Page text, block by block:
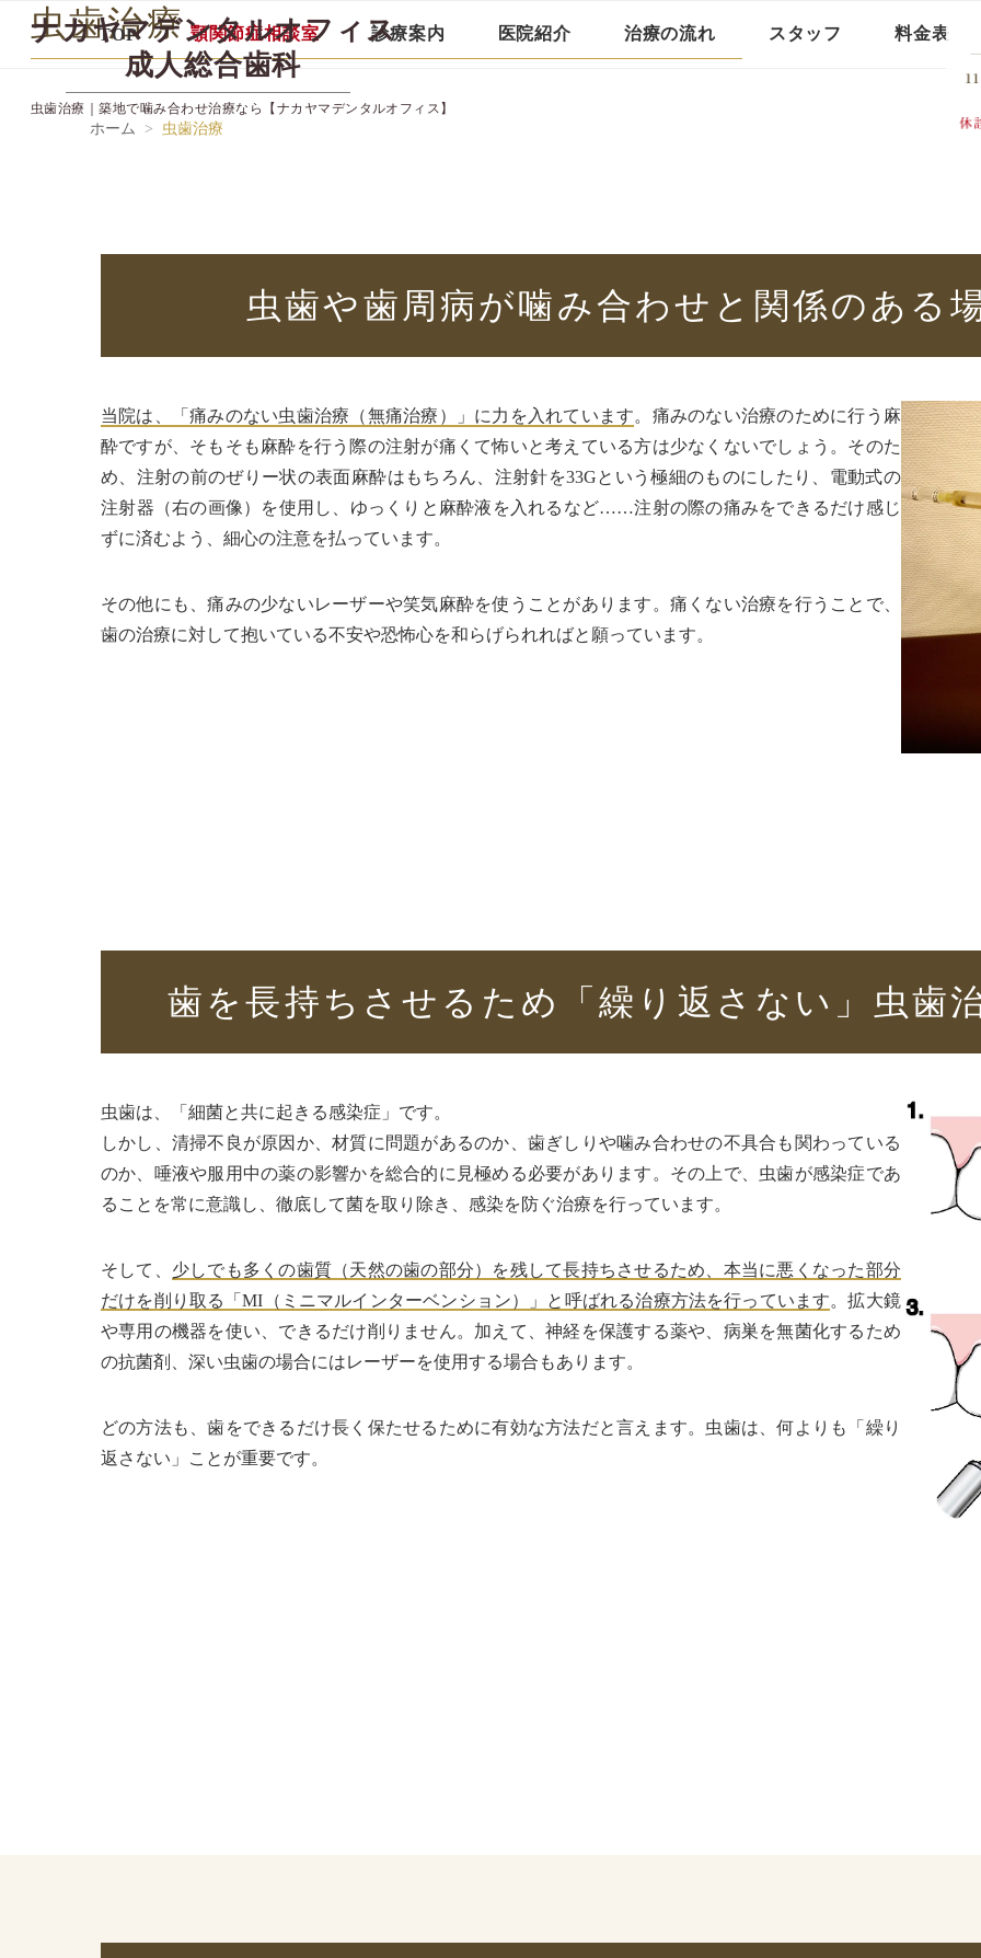
ナカヤマデンタルオフィス
成人総合歯科
虫歯治療｜築地で噛み合わせ治療なら 【ナカヤマデンタルオフィス】
虫歯治療
TOP 顎関節症相談室 診療案内 医院紹介 治療の流れ スタッフ 料金表
ホーム 虫歯治療
虫歯や歯周病が噛み合わせと 関係のある
当院は、「痛みのない虫歯治療（無痛治療）」に力を入れています。痛みのない治療のために行う麻
酔ですが、そもそも麻酔を行う際の注射が痛くて怖いと考えている方は少なくないでしょう。そのた
め、注射の前のぜりー状の表面麻酔はもちろん、注射針を33Gという極細のものにしたり、電動式の
注射器（右の画像）を使用し、ゆっくりと麻酔液を入れるなど……注射の際の痛みをできるだけ感じ
ずに済むよう、細心の注意を払っています。
その他にも、痛みの少ないレーザーや笑気麻酔を使うことがあります。痛くない治療を行うことで、
歯の治療に対して抱いている不安や恐怖心を和らげられればと願っています。
歯を長持ちさせるため「繰り返さない」虫歯
虫歯は、「細菌と共に起きる感染症」です。
しかし、清掃不良が原因か、材質に問題があるのか、歯ぎしりや噛み合わせの不具合も関わっている
のか、唾液や服用中の薬の影響かを総合的に見極める必要があります。その上で、虫歯が感染症であ
ることを常に意識し、徹底して菌を取り除き、感染を防ぐ治療を行っています。
そして、 少しでも多くの歯質（天然の歯の部分）を残して長持ちさせるため、本当に悪くなった部分
だけを削り取る「MI（ミニマルインターベンション）」と呼ばれる治療方法を行っています。拡大鏡
や専用の機器を使い、できるだけ削りません。加えて、神経を保護する薬や、病巣を無菌化するため
の抗菌剤、深い虫歯の場合にはレーザーを使用する場合もあります。
どの方法も、歯をできるだけ長く保たせるために有効な方法だと言えます。虫歯は、何よりも「繰り
返さない」ことが重要です。